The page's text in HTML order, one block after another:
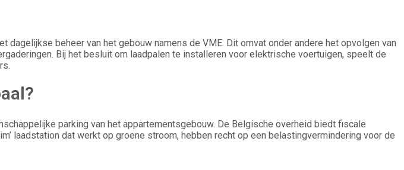
beheer van het gebouw namens de VME. Dit omvat onder andere het opvolgen van
Bij het besluit om laadpalen te installeren voor elektrische voertuigen, speelt de
parking van het appartementsgebouw. De Belgische overheid biedt fiscale
laadstation dat werkt op groene stroom, hebben recht op een belastingvermindering voor de